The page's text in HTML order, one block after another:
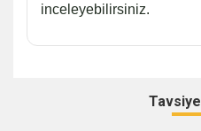
inceleyebilirsiniz.
Tavsiye